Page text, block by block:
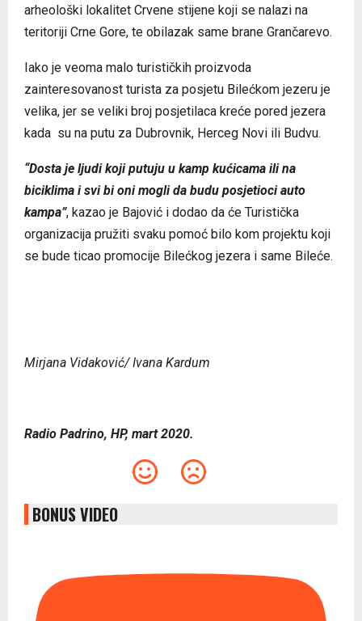
arheološki lokalitet Crvene stijene koji se nalazi na
teritoriji Crne Gore, te obilazak same brane Grančarevo.
Iako je veoma malo turističkih proizvoda
zainteresovanost turista za posjetu Bilećkom jezeru je
velika, jer se veliki broj posjetilaca kreće pored jezera
kada su na putu za Dubrovnik, Herceg Novi ili Budvu.
“Dosta je ljudi koji putuju u kamp kućicama ili na
biciklima i svi bi oni mogli da budu posjetioci auto
kampa”, kazao je Bajović i dodao da će Turistička
organizacija pružiti svaku pomoć bilo kom projektu koji
se bude ticao promocije Bilećkog jezera i same Bileće.
Mirjana Vidaković/ Ivana Kardum
Radio Padrino, HP, mart 2020.
BONUS VIDEO